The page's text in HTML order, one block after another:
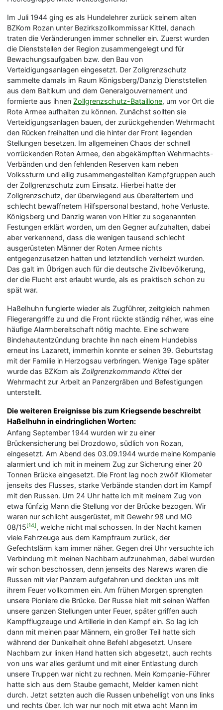
Im Juli 1944 ging es als Hundelehrer zurück seinem alten
BZKom Rozan unter Bezirkszollkommissar Kittel, danach
traten die Veränderungen immer schneller ein. Zuerst wurden
die Dienststellen der Region zusammengelegt und für
Bewachungsaufgaben bzw. den Bau von
Verteidigungsanlagen eingesetzt. Der Zollgrenzschutz
sammelte damals im Raum Königsberg/Danzig Dienststellen
aus dem Baltikum und dem Generalgouvernement und
formierte aus ihnenZollgrenzschutz-Bataillone, um vor Ort die
Rote Armee aufhalten zu können. Zunächst sollten sie
Verteidigungsanlagen bauen, der zurückgehenden Wehrmacht
den Rücken freihalten und die hinter der Front liegenden
Stellungen besetzen. Im allgemeinen Chaos der schnell
vorrückenden Roten Armee, den abgekämpften Wehrmachts-
Verbänden und den fehlenden Reserven kam neben
Volkssturm und eilig zusammengestellten Kampfgruppen auch
der Zollgrenzschutz zum Einsatz. Hierbei hatte der
Zollgrenzschutz, der überwiegend aus überaltertem und
schlecht bewaffnetem Hilfspersonal bestand, hohe Verluste.
Königsberg und Danzig waren von Hitler zu sogenannten
Festungen erklärt worden, um den Gegner aufzuhalten, dabei
aber verkennend, dass die wenigen tausend schlecht
ausgerüsteten Männer der Roten Armee nichts
entgegenzusetzen hatten und letztendlich verheizt wurden.
Das galt im Übrigen auch für die deutsche Zivilbevölkerung,
der die Flucht erst erlaubt wurde, als es praktisch schon zu
spät war.
Haßelhuhn fungierte wieder als Zugführer, zeitgleich nahmen
Fliegerangriffe zu und die Front rückte ständig näher, was eine
häufige Alarmbereitschaft nötig machte. Eine schwere
Bindehautentzündung brachte ihn nach einem Hundebiss
erneut ins Lazarett, immerhin konnte er seinen 39. Geburtstag
mit der Familie in Herzogsau verbringen. Wenige Tage später
wurde das BZKom alsZollgrenzkommando Kittelder
Wehrmacht zur Arbeit an Panzergräben und Befestigungen
unterstellt.
Die weiteren Ereignisse bis zum Kriegsende beschreibt
Haßelhuhn in eindringlichen Worten:
Anfang September 1944 wurden wir zu einer
Brückensicherung bei Drozdowo, südlich von Rozan,
eingesetzt. Am Abend des 03.09.1944 wurde meine Kompanie
alarmiert und ich mit in meinem Zug zur Sicherung einer 20
Tonnen Brücke eingesetzt. Die Front lag noch zwölf Kilometer
jenseits des Flusses, starke Verbände standen dort im Kampf
mit den Russen. Um 24 Uhr hatte ich mit meinem Zug von
etwa fünfzig Mann die Stellung vor der Brücke bezogen. Wir
waren nur schlicht ausgerüstet, mit Gewehr 98 und MG
08/15[14], welche nicht mal schossen. In der Nacht kamen
viele Fahrzeuge aus dem Kampfraum zurück, der
Gefechtslärm kam immer näher. Gegen drei Uhr versuchte ich
Verbindung mit meinen Nachbarn aufzunehmen, dabei wurden
wir schon beschossen, denn jenseits des Narews waren die
Russen mit vier Panzern aufgefahren und deckten uns mit
ihrem Feuer vollkommen ein. Am frühen Morgen sprengten
unsere Pioniere die Brücke. Der Russe hielt mit seinen Waffen
unsere ganzen Stellungen unter Feuer, später griffen auch
Kampfflugzeuge und Artillerie in den Kampf ein. So lag ich
dann mit meinen paar Männern, ein großer Teil hatte sich
während der Dunkelheit ohne Befehl abgesetzt. Unsere
Nachbarn zur linken Hand hatten sich abgesetzt, auch rechts
von uns war alles geräumt und mit einer Entlastung durch
unsere Truppen war nicht zu rechnen. Mein Kompanie-Führer
hatte sich aus dem Staube gemacht, Melder kamen nicht
durch. Jetzt setzten auch die Russen unbehelligt von uns links
und rechts über. Ich war nur noch mit etwa acht Mann im